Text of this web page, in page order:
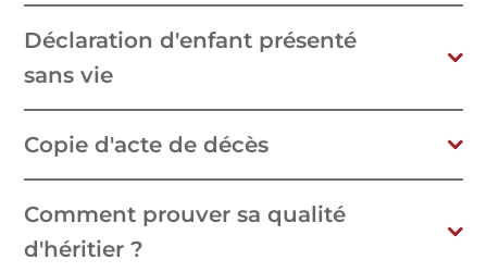
Déclaration d'enfant présenté
sans vie
Copie d'acte de décès
Comment prouver sa qualité
d'héritier ?